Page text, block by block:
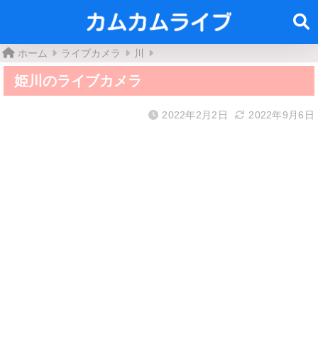
ホーム ライブカメラ 川
姫川のライブカメラ
2022年2月2日 2022年9月6日